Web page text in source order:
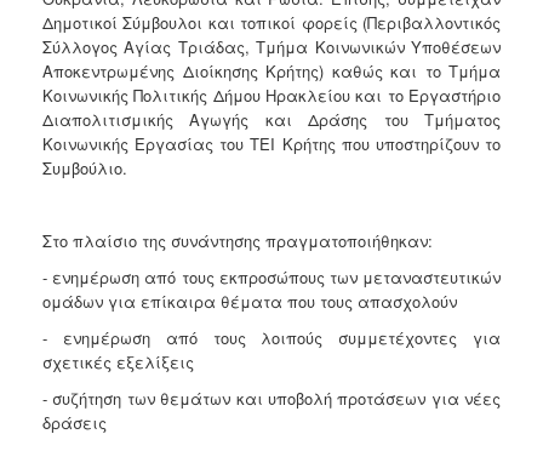
Κ.Δ.Α.Π.Α.μεΑ.
Αδειοδότηση
&
Έλεγχος
Βρεφονηπιακών
Σταθμών
Ξενώνας
Φιλοξενίας
Γυναικών
Κέντρο
Κοινότητας
Κοινωνικό
Φαρμακείο
Δημοτικοί Σύμβουλοι και τοπικοί φορείς (Περιβαλλοντικός
Σύλλογος Αγίας Τριάδας, Τμήμα Κοινωνικών Υποθέσεων
Αποκεντρωμένης Διοίκησης Κρήτης) καθώς και το Τμήμα
Κοινωνικής Πολιτικής Δήμου Ηρακλείου και το Εργαστήριο
Διαπολιτισμικής Αγωγής και Δράσης του Τμήματος
Κοινωνικής Εργασίας του ΤΕΙ Κρήτης που υποστηρίζουν το
Συμβούλιο.
Στο πλαίσιο της συνάντησης πραγματοποιήθηκαν:
- ενημέρωση από τους εκπροσώπους των μεταναστευτικών
ομάδων για επίκαιρα θέματα που τους απασχολούν
- ενημέρωση από τους λοιπούς συμμετέχοντες για
σχετικές εξελίξεις
- συζήτηση των θεμάτων και υποβολή προτάσεων για νέες
δράσεις